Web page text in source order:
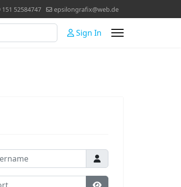
151 52584747 epsilongrafix@web.de
Sign In